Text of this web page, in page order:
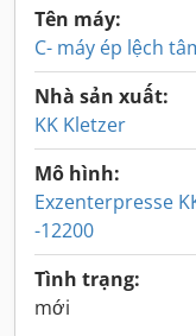
Tên máy:
C- máy ép lệch
Nhà sản xuất:
KK Kletzer
Mô hình:
Exzenterpresse
-12200
Tình trạng:
mới